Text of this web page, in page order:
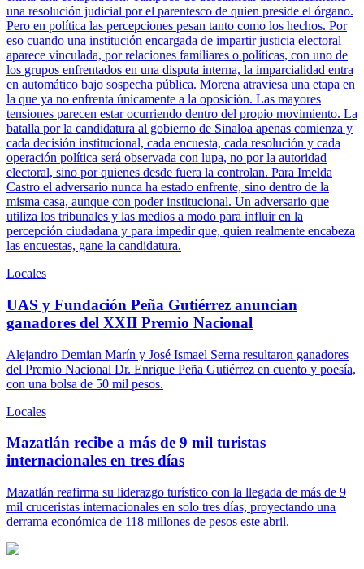
una resolución judicial por el parentesco de quien preside el órgano.
Pero en política las percepciones pesan tanto como los hechos. Por
eso cuando una institución encargada de impartir justicia electoral
aparece vinculada, por relaciones familiares o políticas, con uno de
los grupos enfrentados en una disputa interna, la imparcialidad entra
en automático bajo sospecha pública. Morena atraviesa una etapa en
la que ya no enfrenta únicamente a la oposición. Las mayores
tensiones parecen estar ocurriendo dentro del propio movimiento. La
batalla por la candidatura al gobierno de Sinaloa apenas comienza y
cada decisión institucional, cada encuesta, cada resolución y cada
operación política será observada con lupa, no por la autoridad
electoral, sino por quienes desde fuera la controlan. Para Imelda
Castro el adversario nunca ha estado enfrente, sino dentro de la
misma casa, aunque con poder institucional. Un adversario que
utiliza los tribunales y las medios a modo para influir en la
percepción ciudadana y para impedir que, quien realmente encabeza
las encuestas, gane la candidatura.
Locales
UAS y Fundación Peña Gutiérrez anuncian
ganadores del XXII Premio Nacional
Alejandro Demian Marín y José Ismael Serna resultaron ganadores
del Premio Nacional Dr. Enrique Peña Gutiérrez en cuento y poesía,
con una bolsa de 50 mil pesos.
Locales
Mazatlán recibe a más de 9 mil turistas
internacionales en tres días
Mazatlán reafirma su liderazgo turístico con la llegada de más de 9
mil cruceristas internacionales en solo tres días, proyectando una
derrama económica de 118 millones de pesos este abril.